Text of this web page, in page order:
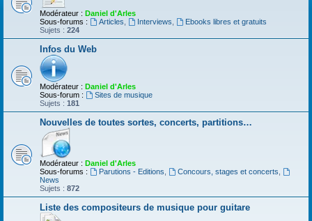
Modérateur : Daniel d'Arles
Sous-forums :
Articles Interviews
Ebooks libres et gratuits
Sujets : 224
Infos du Web
Modérateur : Daniel d'Arles
Sous-forum :
Sites de musique
Sujets : 181
Nouvelles de toutes sortes, concerts, partitions…
Modérateur : Daniel d'Arles
Sous-forums :
Parutions - Editions Concours, stages et concerts
News
Sujets : 872
Liste des compositeurs de musique pour guitare